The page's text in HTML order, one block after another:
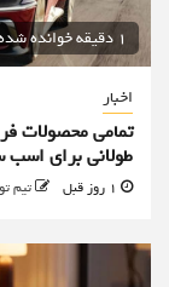
1 دقیقه خوانده شده
اخبار
طولانی برای
تیم